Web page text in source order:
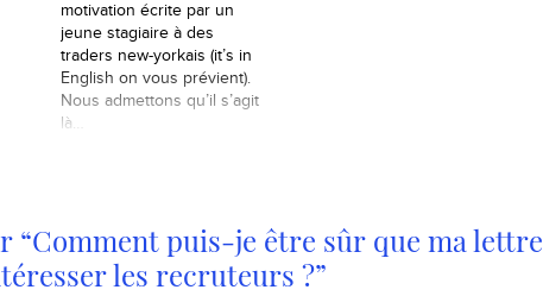
motivation écrite par un
jeune stagiaire à des
traders new-yorkais (it’s in
English on vous prévient).
Nous admettons qu’il s’agit
là…
“Comment puis-je être sûr que ma lettre
les recruteurs ?”